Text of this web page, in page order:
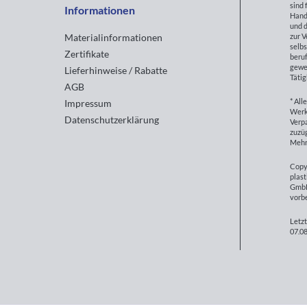
Informationen
Materialinformationen
Zertifikate
Lieferhinweise / Rabatte
AGB
Impressum
Datenschutzerklärung
sind
und
zur
*